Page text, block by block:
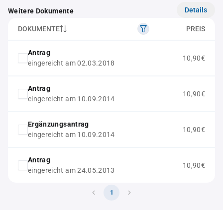
Weitere Dokumente Details
DOKUMENTE PREIS
Antrag
eingereicht am 02.03.2018
10,90€
Antrag
eingereicht am 10.09.2014
10,90€
Ergänzungsantrag
eingereicht am 10.09.2014
10,90€
Antrag
eingereicht am 24.05.2013
10,90€
1